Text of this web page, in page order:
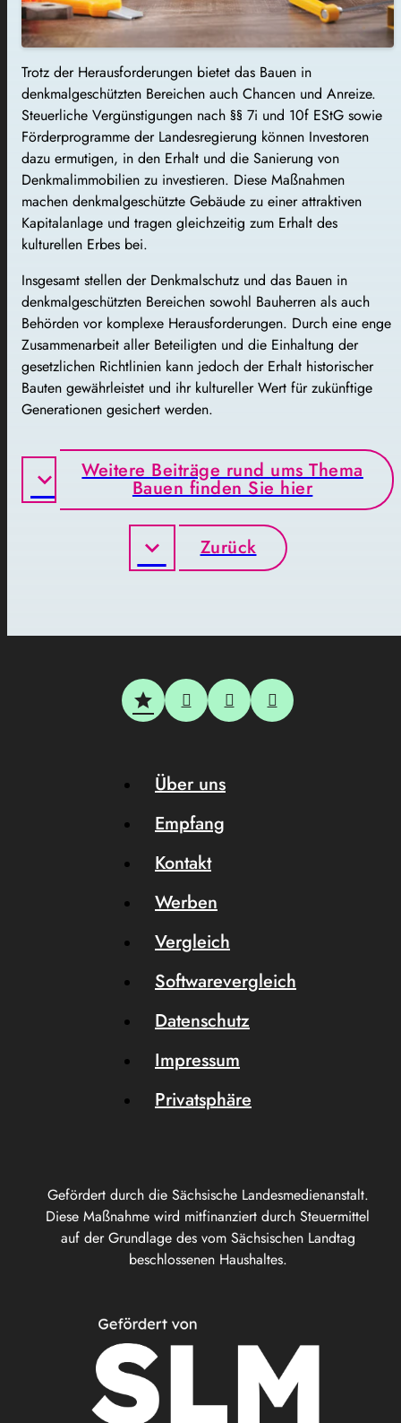
Trotz der Herausforderungen bietet das Bauen in
denkmalgeschützten Bereichen auch Chancen und Anreize.
Steuerliche Vergünstigungen nach §§ 7i und 10f EStG sowie
Förderprogramme der Landesregierung können Investoren
dazu ermutigen, in den Erhalt und die Sanierung von
Denkmalimmobilien zu investieren. Diese Maßnahmen
machen denkmalgeschützte Gebäude zu einer attraktiven
Kapitalanlage und tragen gleichzeitig zum Erhalt des
kulturellen Erbes bei.
Insgesamt stellen der Denkmalschutz und das Bauen in
denkmalgeschützten Bereichen sowohl Bauherren als auch
Behörden vor komplexe Herausforderungen. Durch eine enge
Zusammenarbeit aller Beteiligten und die Einhaltung der
gesetzlichen Richtlinien kann jedoch der Erhalt historischer
Bauten gewährleistet und ihr kultureller Wert für zukünftige
Generationen gesichert werden.
Weitere Beiträge rund ums Thema
Bauen finden Sie hier
Zurück
Gefördert durch die Sächsische Landesmedienanstalt.
Diese Maßnahme wird mitfinanziert durch Steuermittel
auf der Grundlage des vom Sächsischen Landtag
beschlossenen Haushaltes.
Über uns
Empfang
Kontakt
Werben
Vergleich
Softwarevergleich
Datenschutz
Impressum
Privatsphäre